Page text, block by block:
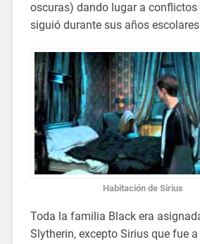
oscuras) dando lugar a conflictos
siguió durante sus años
Habitación de Sirius
Toda la familia Black era
Slytherin, excepto Sirius que fue